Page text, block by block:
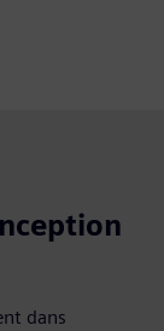
dans